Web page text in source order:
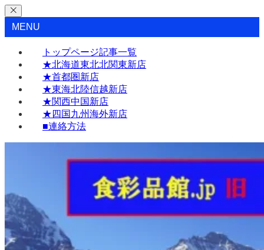
MENU
トップページ記事一覧
★北海道東北北関東新店
★首都圏新店
★東海北陸信越新店
★関西中国新店
★四国九州海外新店
■連絡方法